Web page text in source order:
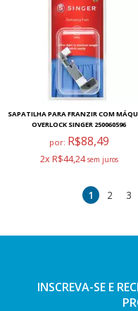
SAPATILHA PARA FRANZIR COM
OVERLOCK SINGER 250060596
por: R$88,49
2x R$44,24
1 2 3
INSCREVA-SE E